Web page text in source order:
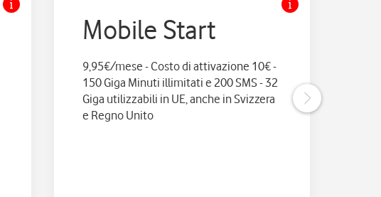
Mobile Start
9,95€/mese - Costo di attivazione 10€ -
150 Giga Minuti illimitati e 200 SMS - 32
Giga utilizzabili in UE, anche in Svizzera
e Regno Unito